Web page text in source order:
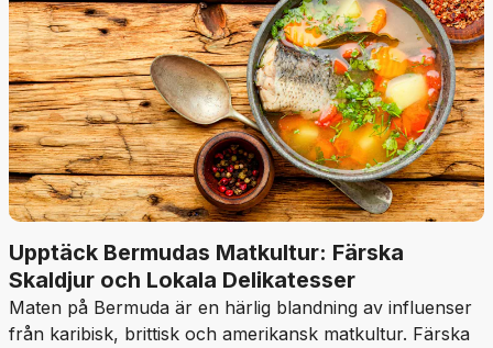
Upptäck Bermudas Matkultur: Färska
Skaldjur och Lokala Delikatesser
Maten på Bermuda är en härlig blandning av influenser
från karibisk, brittisk och amerikansk matkultur. Färska